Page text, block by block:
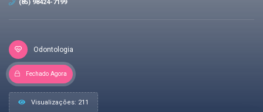
(85) 98424-7199
Odontologia
Fechado Agora
Visualizações: 211